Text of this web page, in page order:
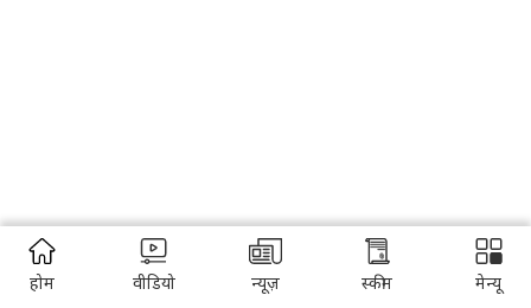
होम वीडियो न्यूज़ स्कीम मेन्यू